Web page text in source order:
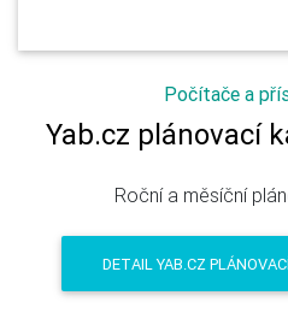
Počítače a
Yab.cz plánovací
Roční a měsíční
DETAIL YAB.CZ